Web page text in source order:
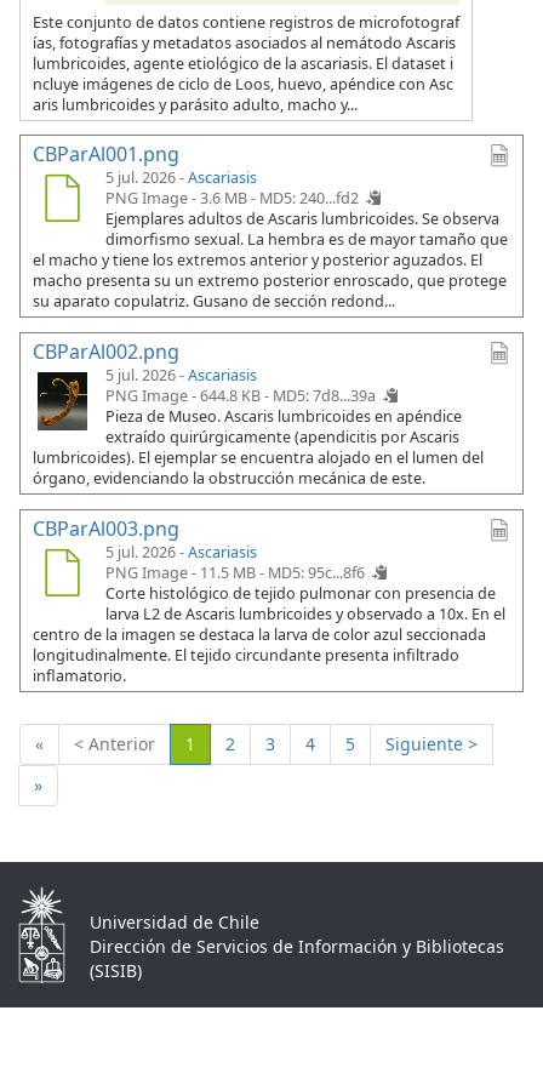
Este conjunto de datos contiene registros de microfotograf
ías, fotografías y metadatos asociados al nemátodo Ascaris
lumbricoides, agente etiológico de la ascariasis. El dataset i
ncluye imágenes de ciclo de Loos, huevo, apéndice con Asc
aris lumbricoides y parásito adulto, macho y...
CBParAl001.png
5 jul. 2026 -Ascariasis
PNG Image - 3.6 MB - MD5: 240...fd2
Ejemplares adultos de Ascaris lumbricoides. Se observa
dimorfismo sexual. La hembra es de mayor tamaño que
el macho y tiene los extremos anterior y posterior aguzados. El
macho presenta su un extremo posterior enroscado, que protege
su aparato copulatriz. Gusano de sección redond...
CBParAl002.png
5 jul. 2026 -Ascariasis
PNG Image - 644.8 KB - MD5: 7d8...39a
Pieza de Museo. Ascaris lumbricoides en apéndice
extraído quirúrgicamente (apendicitis por Ascaris
lumbricoides). El ejemplar se encuentra alojado en el lumen del
órgano, evidenciando la obstrucción mecánica de este.
CBParAl003.png
5 jul. 2026 -Ascariasis
PNG Image - 11.5 MB - MD5: 95c...8f6
Corte histológico de tejido pulmonar con presencia de
larva L2 de Ascaris lumbricoides y observado a 10x. En el
centro de la imagen se destaca la larva de color azul seccionada
longitudinalmente. El tejido circundante presenta infiltrado
inflamatorio.
« < Anterior 1 (Actual)
2 3 4 5
Siguiente >
»
Universidad de Chile
Dirección de Servicios de Información y Bibliotecas
(SISIB)